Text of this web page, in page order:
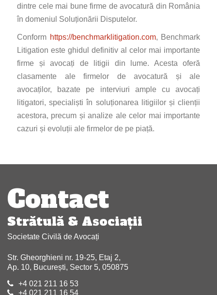
dintre cele mai bune firme de avocatură din România
în domeniul Soluționării Disputelor.
Conform https://benchmarklitigation.com, Benchmark
Litigation este ghidul definitiv al celor mai importante
firme și avocați de litigii din lume. Acesta oferă
clasamente ale firmelor de avocatură și ale
avocaților, bazate pe interviuri ample cu avocați
litigatori, specialiști în soluționarea litigiilor și clienții
acestora, precum și analize ale celor mai importante
cazuri și evoluții ale firmelor de pe piață.
Navigare
articole
Contact
Strătulă & Asociaţii
Societate Civilă de Avocați
Str. Gheorghieni nr. 19-25, Etaj 2,
Ap. 10, București, Sector 5, 050875
+4 021 211 16 53
+4 021 211 16 54